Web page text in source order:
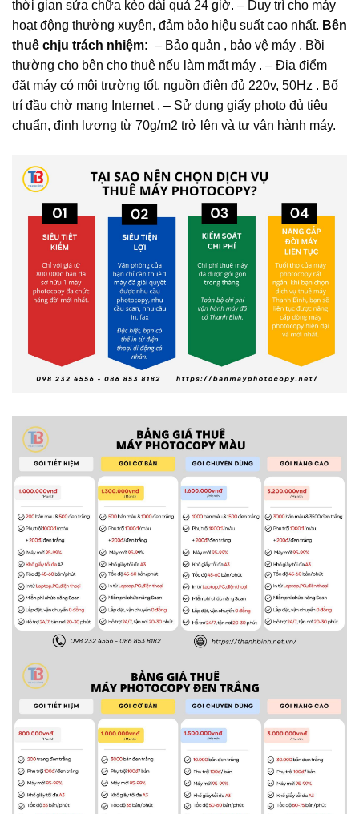
thời gian sửa chữa kèo dài quá 24 giờ. – Duy trì cho máy
hoạt động thường xuyên, đảm bảo hiệu suất cao nhất. Bên
thuê chịu trách nhiệm: – Bảo quản , bảo vệ máy . Bồi
thường cho bên cho thuê nếu làm mất máy . – Địa điểm
đặt máy có môi trường tốt, nguồn điện đủ 220v, 50Hz . Bố
trí đầu chờ mạng Internet . – Sử dụng giấy photo đủ tiêu
chuẩn, định lượng từ 70g/m2 trở lên và tự vận hành máy.